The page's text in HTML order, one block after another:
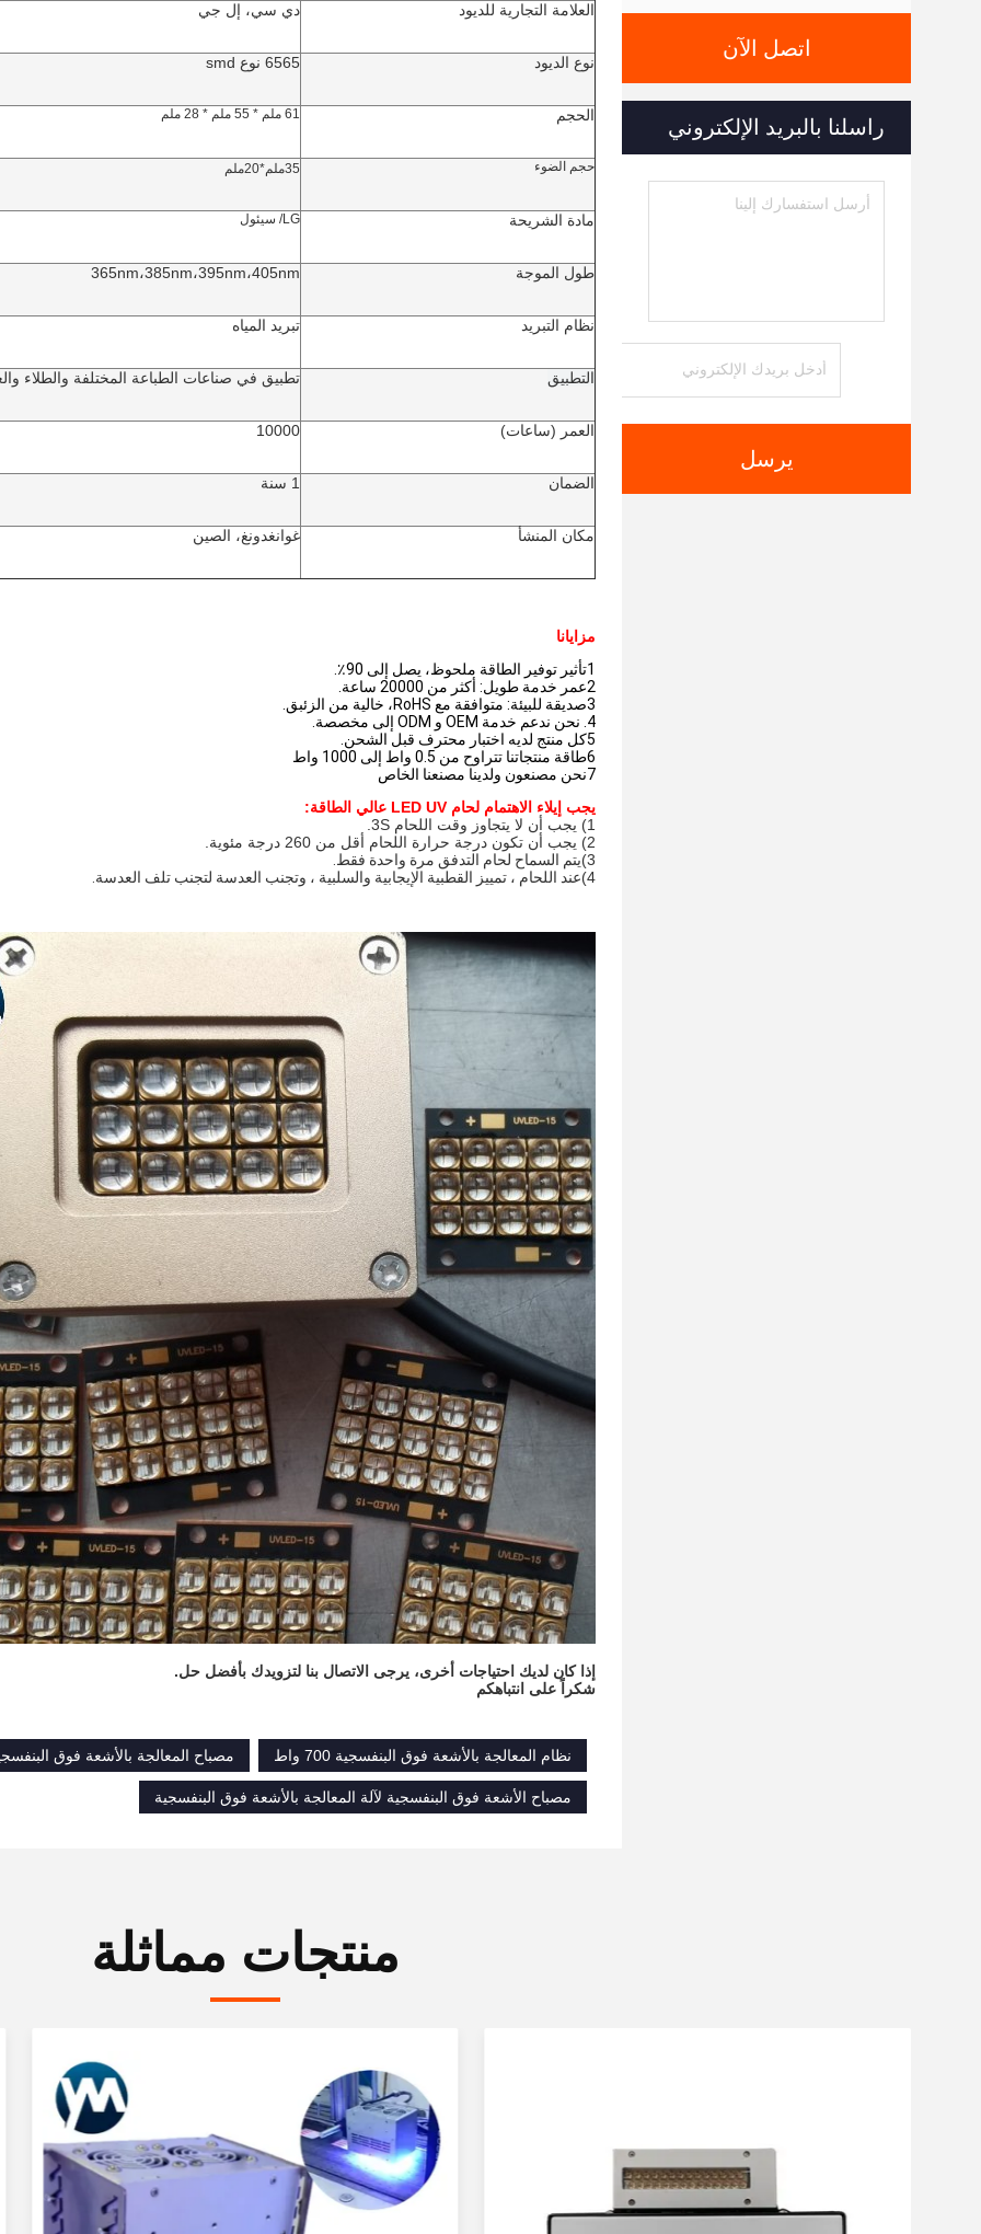
اتصل الآن
راسلنا بالبريد الإلكتروني
يرسل
العلامة التجارية للديود دي سي، إل جي
نوع الديود 6565 نوع smd
الحجم 61 ملم * 55 ملم * 28 ملم
حجم الضوء 35ملم*20ملم
مادة الشريحة LG/ سيئول
طول الموجة 365nm،385nm،395nm،405nm
نظام التبريد تبريد المياه
التطبيق تطبيق في صناعات الطباعة المختلفة والطلاء
العمر (ساعات) 10000
الضمان 1 سنة
مكان المنشأ غوانغدونغ، الصين
مزايانا
1تأثير توفير الطاقة ملحوظ، يصل إلى 90٪.
2عمر خدمة طويل: أكثر من 20000 ساعة.
3صديقة للبيئة: متوافقة مع RoHS، خالية من الزئبق.
4. نحن ندعم خدمة OEM و ODM إلى مخصصة.
5كل منتج لديه اختبار محترف قبل الشحن.
6طاقة منتجاتنا تتراوح من 0.5 واط إلى 1000 واط
7نحن مصنعون ولدينا مصنعنا الخاص
يجب إيلاء الاهتمام لحام LED UV عالي الطاقة:
1) يجب أن لا يتجاوز وقت اللحام 3S.
2) يجب أن تكون درجة حرارة اللحام أقل من 260 درجة مئوية.
3) يتم السماح لحام التدفق مرة واحدة فقط.
4) عند اللحام ، تمييز القطبية الإيجابية والسلبية ، وتجنب العدسة لتجنب تلف العدسة.
إذا كان لديك احتياجات أخرى، يرجى الاتصال بنا لتزويدك بأفضل حل.
شكراً على انتباهكم
نظام المعالجة بالأشعة فوق البنفسجية 700 واط مصباح المعالجة بالأشعة فوق البنفسجية 700
مصباح الأشعة فوق البنفسجية لآلة المعالجة بالأشعة فوق البنفسجية
منتجات مماثلة